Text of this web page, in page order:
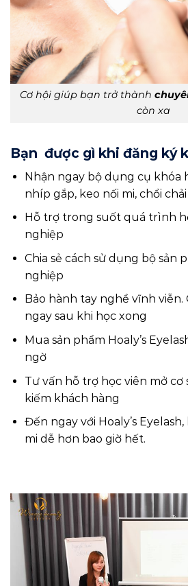
Cơ hội giúp bạn trở thành
còn xa
Bạn được gì khi đăng ký
Nhận ngay bộ dụng cụ khóa
nhíp gắp, keo nối mi, chổi
Hỗ trợ trong suốt quá trình
nghiệp
Chia sẻ cách sử dụng bộ sản
nghiệp
Bảo hành tay nghề vĩnh viễn.
ngay sau khi học xong
Mua sản phẩm Hoaly’s
ngờ
Tư vấn hỗ trợ học viên mở cơ
kiếm khách hàng
Đến ngay với Hoaly’s
mi dễ hơn bao giờ hết.